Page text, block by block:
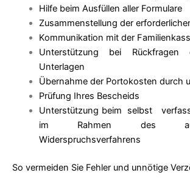
Hilfe beim Ausfüllen aller Formulare
Zusammenstellung der
Kommunikation mit der
Unterstützung bei Rückfragen
Unterlagen
Übernahme der Portokosten durch
Prüfung Ihres Bescheids
Unterstützung beim selbst
im Rahmen des
Widerspruchsverfahrens
So vermeiden Sie Fehler und unnötige